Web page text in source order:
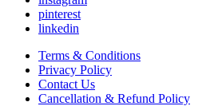
pinterest
linkedin
Terms & Conditions
Privacy Policy
Contact Us
Cancellation & Refund Policy